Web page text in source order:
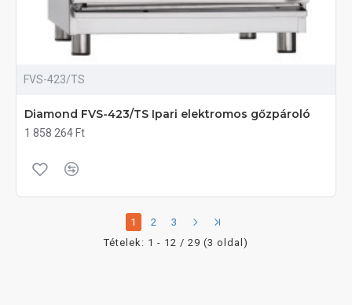
FVS-423/TS
Diamond FVS-423/TS Ipari elektromos gőzpároló
1 858 264 Ft
1 2
3
Tételek: 1 - 12 / 29 (3 oldal)